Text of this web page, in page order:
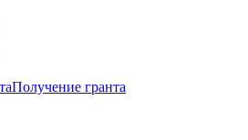
Получение гранта